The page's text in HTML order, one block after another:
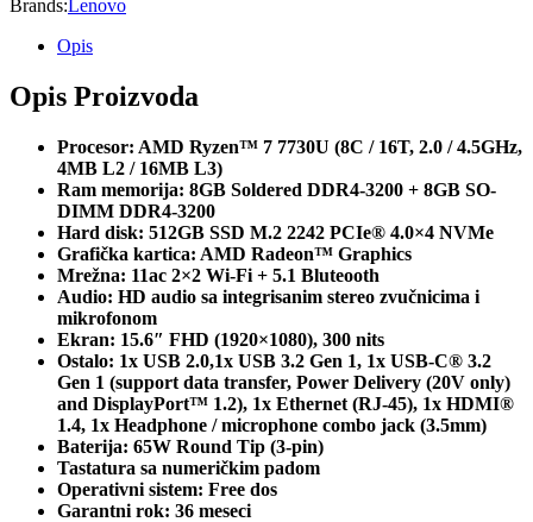
Brands:Lenovo
Opis
Opis Proizvoda
Procesor: AMD Ryzen™ 7 7730U (8C / 16T, 2.0 / 4.5GHz,
4MB L2 / 16MB L3)
Ram memorija: 8GB Soldered DDR4-3200 + 8GB SO-
DIMM DDR4-3200
Hard disk: 512GB SSD M.2 2242 PCIe® 4.0×4 NVMe
Grafička kartica: AMD Radeon™ Graphics
Mrežna: 11ac 2×2 Wi-Fi + 5.1 Bluteooth
Audio: HD audio sa integrisanim stereo zvučnicima i
mikrofonom
Ekran: 15.6″ FHD (1920×1080), 300 nits
Ostalo: 1x USB 2.0,1x USB 3.2 Gen 1, 1x USB-C® 3.2
Gen 1 (support data transfer, Power Delivery (20V only)
and DisplayPort™ 1.2), 1x Ethernet (RJ-45), 1x HDMI®
1.4, 1x Headphone / microphone combo jack (3.5mm)
Baterija: 65W Round Tip (3-pin)
Tastatura sa numeričkim padom
Operativni sistem: Free dos
Garantni rok: 36 meseci